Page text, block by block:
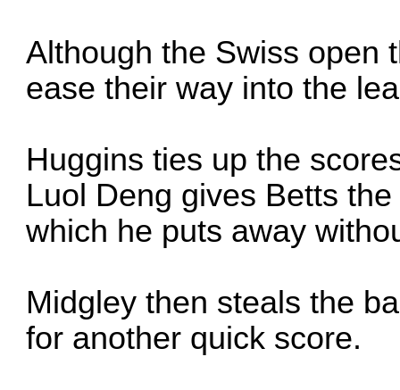
Although the Swiss open
ease their way into the
Huggins ties up the
Luol Deng gives Betts
which he puts away
Midgley then steals the
for another quick score.